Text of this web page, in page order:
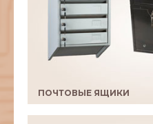
ПОЧТОВЫЕ ЯЩИКИ